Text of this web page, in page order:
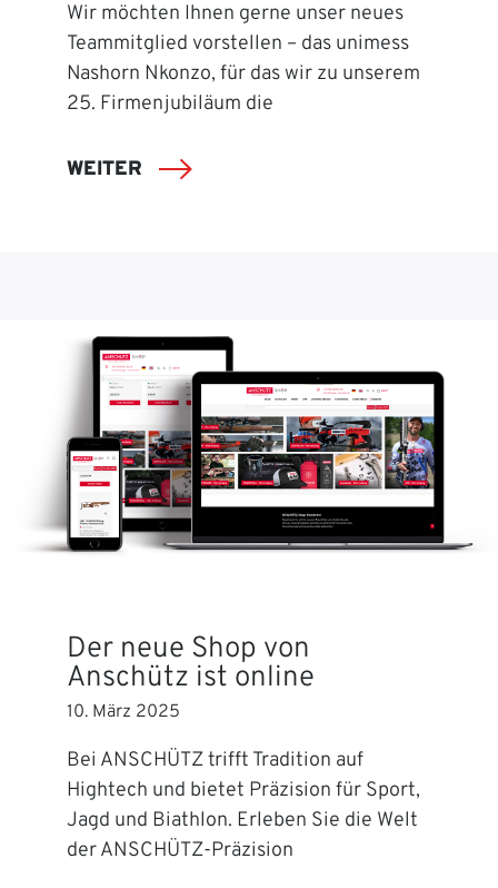
Wir möchten Ihnen gerne unser neues
Teammitglied vorstellen – das unimess
Nashorn Nkonzo, für das wir zu unserem
25. Firmenjubiläum die
WEITER
Der neue Shop von
Anschütz ist online
10. März 2025
Bei ANSCHÜTZ trifft Tradition auf
Hightech und bietet Präzision für Sport,
Jagd und Biathlon. Erleben Sie die Welt
der ANSCHÜTZ-Präzision